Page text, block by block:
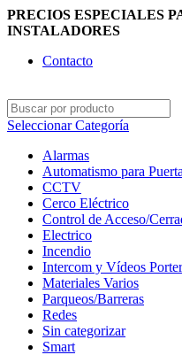
PRECIOS ESPECIALES
INSTALADORES
Contacto
Seleccionar Categoría
Alarmas
Automatismo para
CCTV
Cerco Eléctrico
Control de Acceso/
Electrico
Incendio
Intercom y Vídeos
Materiales Varios
Parqueos/Barreras
Redes
Sin categorizar
Smart